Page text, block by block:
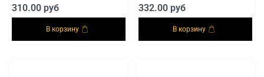
310.00 руб
В корзину
332.00 руб
В корзину